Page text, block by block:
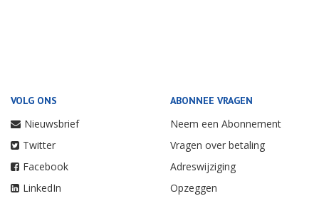
VOLG ONS
Nieuwsbrief
Twitter
Facebook
LinkedIn
ABONNEE VRAGEN
Neem een Abonnement
Vragen over betaling
Adreswijziging
Opzeggen